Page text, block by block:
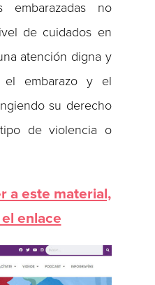
embarazadas no
de cuidados en
atención digna y
el embarazo y el
su derecho
de violencia o
a este material,
enlace